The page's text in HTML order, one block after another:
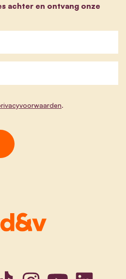
achter en ontvang onze
.